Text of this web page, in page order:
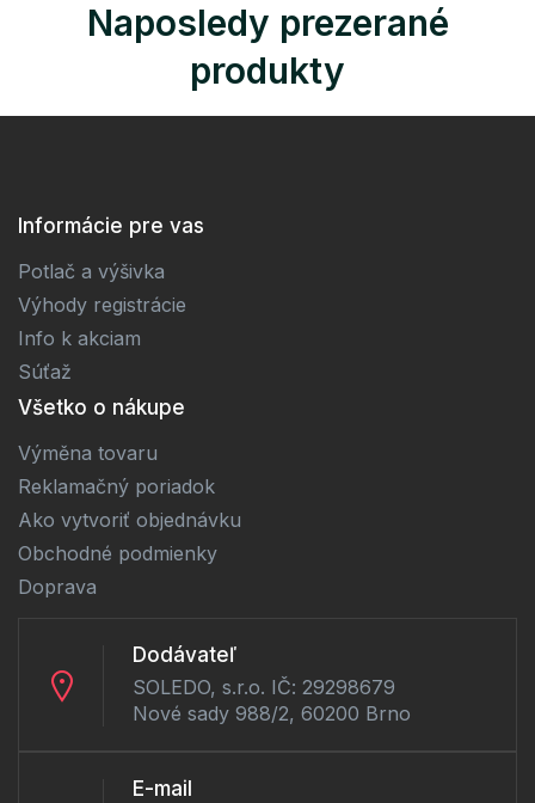
Naposledy prezerané
produkty
Informácie pre vas
Potlač a výšivka
Výhody registrácie
Info k akciam
Súťaž
Všetko o nákupe
Výměna tovaru
Reklamačný poriadok
Ako vytvoriť objednávku
Obchodné podmienky
Doprava
Dodávateľ
SOLEDO, s.r.o. IČ: 29298679
Nové sady 988/2, 60200 Brno
E-mail